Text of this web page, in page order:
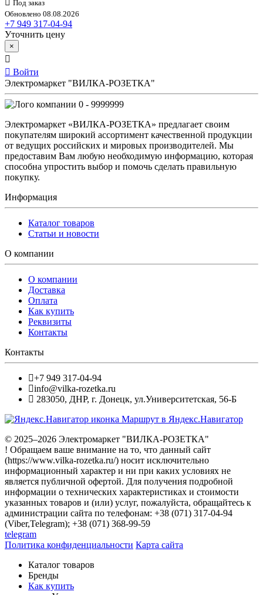
Под заказ
Обновлено 08.08.2026
+7 949 317-04-94
Уточнить цену
×
Войти
Электромаркет "ВИЛКА-РОЗЕТКА"
0 - 9999999
Электромаркет «ВИЛКА-РОЗЕТКА» предлагает своим
покупателям широкий ассортимент качественной продукции
от ведущих российских и мировых производителей. Мы
предоставим Вам любую необходимую информацию, которая
способна упростить выбор и помочь сделать правильную
покупку.
Информация
Каталог товаров
Статьи и новости
О компании
О компании
Доставка
Оплата
Как купить
Реквизиты
Контакты
Контакты
+7 949 317-04-94
info@vilka-rozetka.ru
283050, ДНР, г. Донецк, ул.Университетская, 56-Б
Маршрут в Яндекс.Навигатор
© 2025–2026 Электромаркет "ВИЛКА-РОЗЕТКА"
! Обращаем ваше внимание на то, что данный сайт
(https://www.vilka-rozetka.ru/) носит исключительно
информационный характер и ни при каких условиях не
является публичной офертой. Для получения подробной
информации о технических характеристиках и стоимости
указанных товаров и (или) услуг, пожалуйста, обращайтесь к
администрации сайта по телефонам: +38 (071) 317-04-94
(Viber,Telegram); +38 (071) 368-99-59
telegram
Политика конфиденциальности Карта сайта
Каталог товаров
Бренды
Как купить